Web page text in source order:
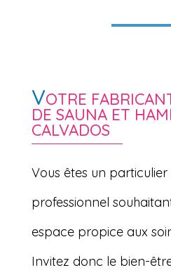
VOTRE
DE SAUNA ET
CALVADOS
Vous êtes un particulier
professionnel
espace propice aux
Invitez donc le bien-